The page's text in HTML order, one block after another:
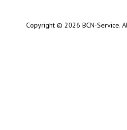
Copyright © 2026 BCN-Service.